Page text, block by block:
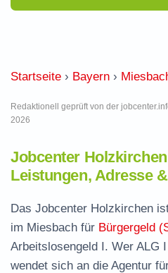
Startseite › Bayern ›
Redaktionell geprüft von der
2026
Jobcenter
Leistungen, Adresse
Das Jobcenter Holzkirchen
im Miesbach für Bürgergeld
Arbeitslosengeld I. Wer ALG
wendet sich an die Agentur